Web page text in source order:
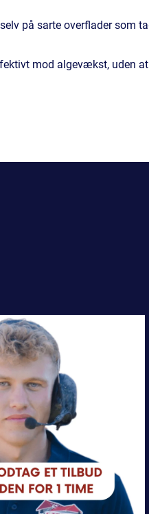
på sarte overflader som
mod algevækst, uden